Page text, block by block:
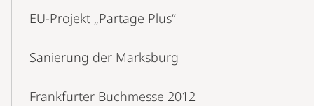
EU-Projekt „Partage Plus“
Sanierung der Marksburg
Frankfurter Buchmesse 2012